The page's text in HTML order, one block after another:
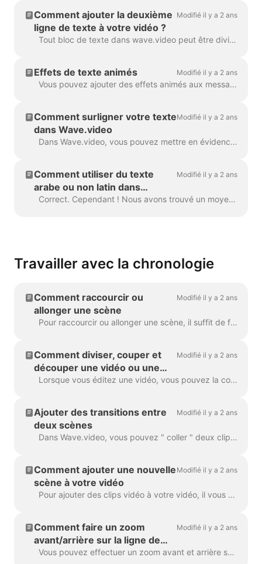
Comment ajouter la deuxième
ligne de texte à votre vidéo ?
Modifié il y a 2 ans
Tout bloc de texte dans wave.video peut être divisé en plusieurs lignes de taille, de couleur et de décorations différentes. Pour ajouter une ligne, sélectionnez votre texte. Si vous ...
Effets de texte animés Modifié il y a 2 ans
Vous pouvez ajouter des effets animés aux messages textuels de votre vidéo pour les rendre plus attrayants. Une fois le texte ajouté à votre vidéo, ...
Comment surligner votre texte
dans Wave.video
Modifié il y a 2 ans
Dans Wave.video, vous pouvez mettre en évidence certaines parties de votre texte pour les faire ressortir du reste du message. Pour mettre en évidence une partie du texte, sélectionnez le...
Comment utiliser du texte
arabe ou non latin dans
Wave.video
Modifié il y a 2 ans
Correct. Cependant ! Nous avons trouvé un moyen de contourner ce problème, grâce à un utilisateur créatif et à notre équipe de support. Tout ce que vous avez à faire est de créer un fichier vectoriel/ima...
Travailler avec la chronologie
Comment raccourcir ou
allonger une scène
Modifié il y a 2 ans
Pour raccourcir ou allonger une scène, il suffit de faire glisser le cadre le long de la ligne de temps, comme ceci : Si votre scène est une vidéo, remarquez sur la droite que vous...
Comment diviser, couper et
découper une vidéo ou une
scène vidéo ?
Modifié il y a 2 ans
Lorsque vous éditez une vidéo, vous pouvez la couper en autant de parties que vous le souhaitez, d'un simple clic sur la timeline et en appuyant sur l'icône des ciseaux. Vous pouvez insérer...
Ajouter des transitions entre
deux scènes
Modifié il y a 2 ans
Dans Wave.video, vous pouvez " coller " deux clips vidéo ensemble en ajoutant des transitions entre deux scènes. Une transition est une technique d'édition vidéo qui permet...
Comment ajouter une nouvelle
scène à votre vidéo
Modifié il y a 2 ans
Pour ajouter des clips vidéo à votre vidéo, il vous suffit de cliquer sur l'icône Plus sur la ligne de temps. Vous verrez alors toutes les options. Pour supprimer une s...
Comment faire un zoom
avant/arrière sur la ligne de
temps dans Wave.video ?
Modifié il y a 2 ans
Vous pouvez effectuer un zoom avant et arrière sur la timeline dans Wave.video afin de rendre le processus d'édition plus pratique et plus précis. La fonction se trouve sous la ligne de temps...